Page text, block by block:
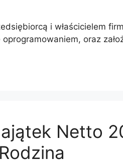
i właścicielem
oraz
Netto